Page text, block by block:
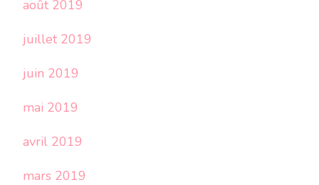
août 2019
juillet 2019
juin 2019
mai 2019
avril 2019
mars 2019